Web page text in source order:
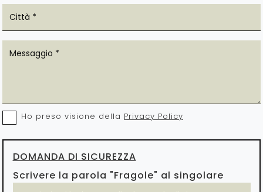
Ho preso visione della Privacy Policy
DOMANDA DI SICUREZZA
Scrivere la parola "Fragole" al singolare